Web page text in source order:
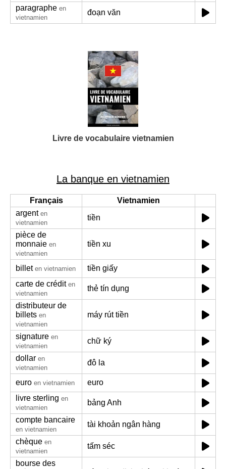
paragraphe en
vietnamien
đoạn văn
Livre de vocabulaire vietnamien
La banque en vietnamien
Français
Vietnamien
argent en
vietnamien
tiền
pièce de
monnaie en
vietnamien
tiền xu
billet en vietnamien
tiền giấy
carte de crédit en
vietnamien
thẻ tín dụng
distributeur de
billets en
vietnamien
máy rút tiền
signature en
vietnamien
chữ ký
dollar en
vietnamien
đô la
euro en vietnamien
euro
livre sterling en
vietnamien
bảng Anh
compte bancaire
en vietnamien
tài khoản ngân hàng
chèque en
vietnamien
tấm séc
bourse des